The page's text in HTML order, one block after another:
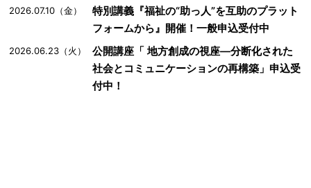
2026.07.10（金）
特別講義『福祉の“助っ人”を互助のプラット
フォームから』開催！一般申込受付中
2026.06.23（火）
公開講座「 地方創成の視座―分断化された
社会とコミュニケーションの再構築」申込受
付中！